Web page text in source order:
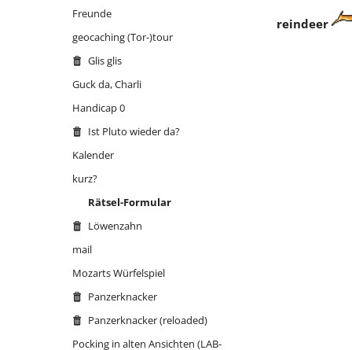
Sind wir nicht alle ein bisschen
Tallink Silja Schiff
the reindeer
reindeer
Freunde
geocaching (Tor-)tour
Glis glis
Guck da, Charli
Handicap 0
Ist Pluto wieder da?
Kalender
kurz?
Rätsel-Formular
Löwenzahn
mail
Mozarts Würfelspiel
Panzerknacker
Panzerknacker (reloaded)
Pocking in alten Ansichten (LAB-